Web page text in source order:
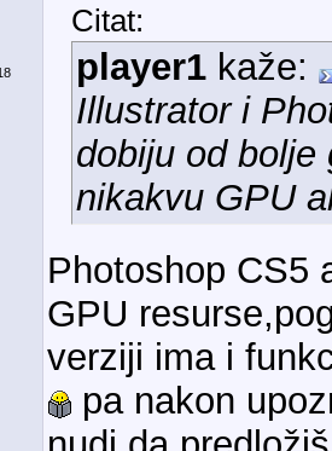
Citat:
player1kaže:
Illustrator i
dobiju od
nikakvu GPU
Photoshop CS5
GPU
verziji ima i
pa nakon